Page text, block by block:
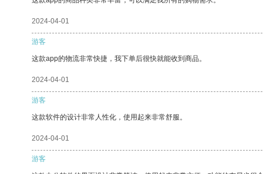
2024-04-01
游客
这款app的物流非常快捷，我下单后很快就能收到商品。
2024-04-01
游客
这款软件的设计非常人性化，使用起来非常舒服。
2024-04-01
游客